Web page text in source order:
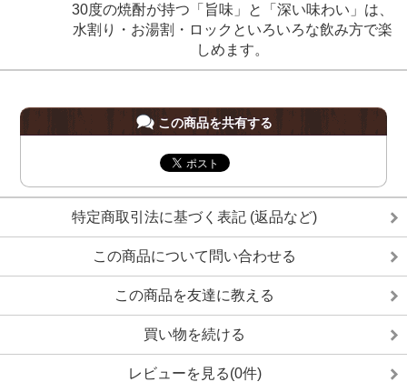
30度の焼酎が持つ「旨味」と「深い味わい」は、
水割り・お湯割・ロックといろいろな飲み方で楽
しめます。
この商品を共有する
特定商取引法に基づく表記 (返品など)
この商品について問い合わせる
この商品を友達に教える
買い物を続ける
レビューを見る(0件)